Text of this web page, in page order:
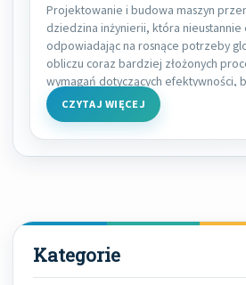
Projektowanie i budowa maszyn
dziedzina inżynierii, która nieustannie
odpowiadając na rosnące potrzeby
obliczu coraz bardziej złożonych
wymagań dotyczących efektywności,
zrównoważonego
CZYTAJ WIĘCEJ